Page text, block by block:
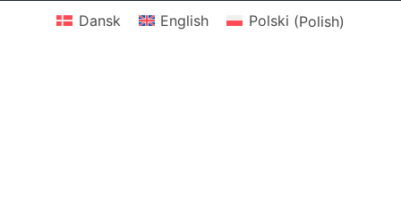
Dansk English Polski (Polish)